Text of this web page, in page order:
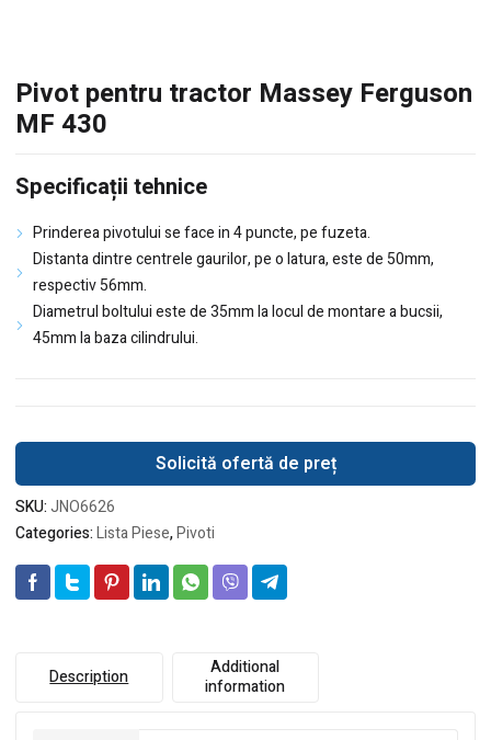
Pivot pentru tractor Massey Ferguson
MF 430
Specificații tehnice
Prinderea pivotului se face in 4 puncte, pe fuzeta.
Distanta dintre centrele gaurilor, pe o latura, este de 50mm,
respectiv 56mm.
Diametrul boltului este de 35mm la locul de montare a bucsii,
45mm la baza cilindrului.
Solicită ofertă de preț
SKU:JNO6626
Categories:Lista Piese,Pivoti
Description
Additional
information